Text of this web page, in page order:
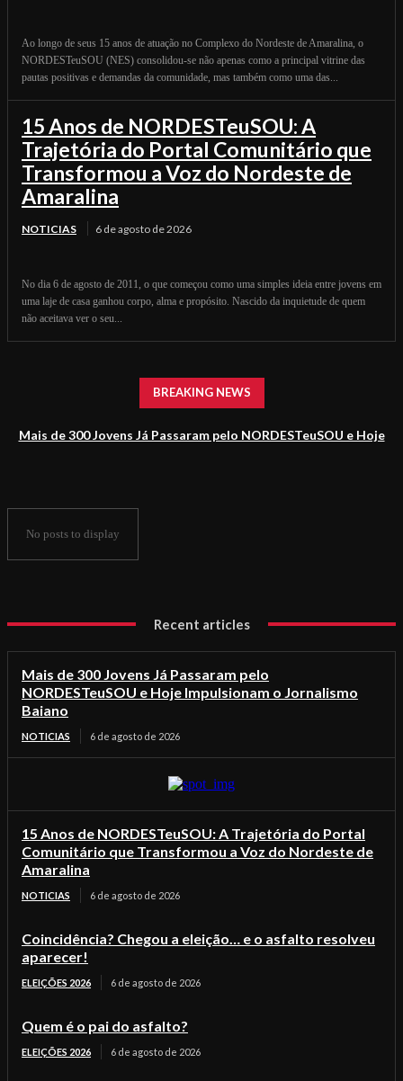
Ao longo de seus 15 anos de atuação no Complexo do Nordeste de Amaralina, o
NORDESTeuSOU (NES) consolidou-se não apenas como a principal vitrine das
pautas positivas e demandas da comunidade, mas também como uma das...
15 Anos de NORDESTeuSOU: A
Trajetória do Portal Comunitário que
Transformou a Voz do Nordeste de
Amaralina
NOTICIAS 6 de agosto de 2026
No dia 6 de agosto de 2011, o que começou como uma simples ideia entre jovens em
uma laje de casa ganhou corpo, alma e propósito. Nascido da inquietude de quem
não aceitava ver o seu...
BREAKING NEWS
Mais de 300 Jovens Já Passaram pelo NORDESTeuSOU e Hoje
No posts to display
Recent articles
Mais de 300 Jovens Já Passaram pelo
NORDESTeuSOU e Hoje Impulsionam o Jornalismo
Baiano
NOTICIAS 6 de agosto de 2026
15 Anos de NORDESTeuSOU: A Trajetória do Portal
Comunitário que Transformou a Voz do Nordeste de
Amaralina
NOTICIAS 6 de agosto de 2026
Coincidência? Chegou a eleição… e o asfalto resolveu
aparecer!
ELEIÇÕES 2026 6 de agosto de 2026
Quem é o pai do asfalto?
ELEIÇÕES 2026 6 de agosto de 2026